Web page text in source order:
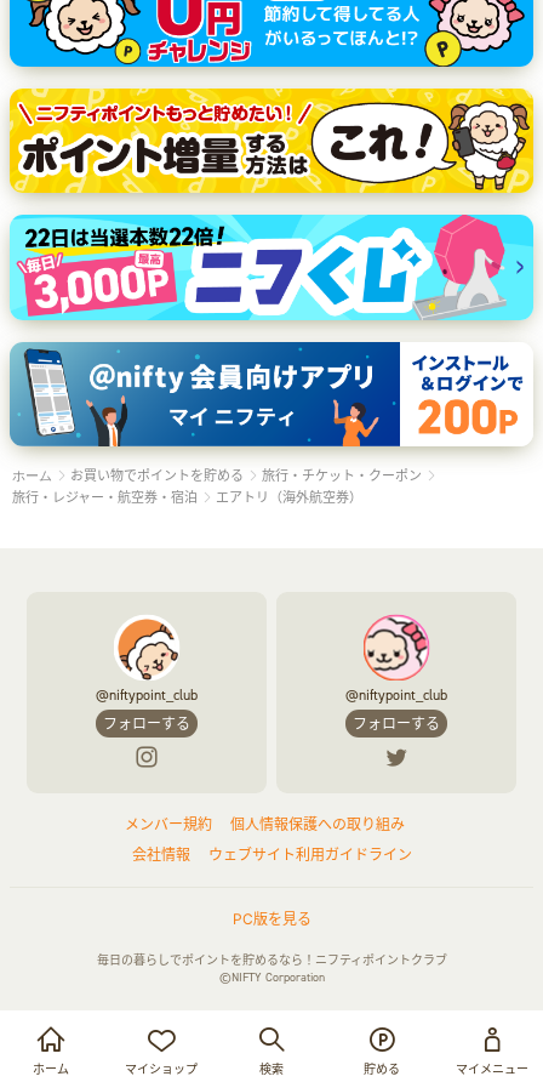
お買い物・サービス利用で貯める
ログイン
ホーム マイショップ 検索 貯める マイメニュー
ホーム お買い物でポイントを貯める
旅行・チケット・クーポン
旅行・レジャー・航空券・宿泊
エアトリ（海外航空券）
@niftypoint_club
フォローする
@niftypoint_club
フォローする
メンバー規約
個人情報保護への取り組み
会社情報
ウェブサイト利用ガイドライン
PC版を見る
毎日の暮らしでポイントを貯めるなら！ニフティポイントクラブ
©NIFTY Corporation